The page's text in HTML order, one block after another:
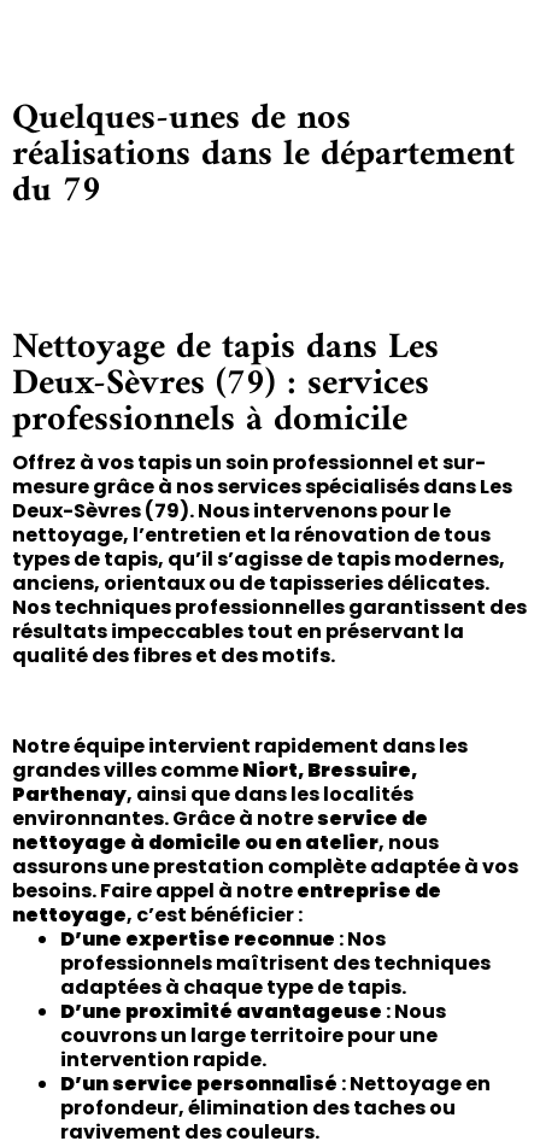
Quelques-unes de nos
réalisations dans le département
du 79
Nettoyage de tapis dans Les
Deux-Sèvres (79) : services
professionnels à domicile
Offrez à vos tapis un soin professionnel et sur-
mesure grâce à nos services spécialisés dans Les
Deux-Sèvres(79). Nous intervenons pour le
nettoyage, l’entretien et la rénovation de tous
types de tapis, qu’il s’agisse de tapis modernes,
anciens, orientaux ou de tapisseries délicates.
Nos techniques professionnelles garantissent des
résultats impeccables tout en préservant la
qualité des fibres et des motifs.
Notre équipe intervient rapidement dans les
grandes villes commeNiort, Bressuire,
Parthenay, ainsi que dans les localités
environnantes. Grâce à notreservice de
nettoyage à domicile ou en atelier, nous
assurons une prestation complète adaptée à vos
besoins. Faire appel à notreentreprise de
nettoyage, c’est bénéficier :
D’une expertise reconnue : Nos
professionnels maîtrisent des techniques
adaptées à chaque type de tapis.
D’une proximité avantageuse : Nous
couvrons un large territoire pour une
intervention rapide.
D’un service personnalisé : Nettoyage en
profondeur, élimination des taches ou
ravivement des couleurs.